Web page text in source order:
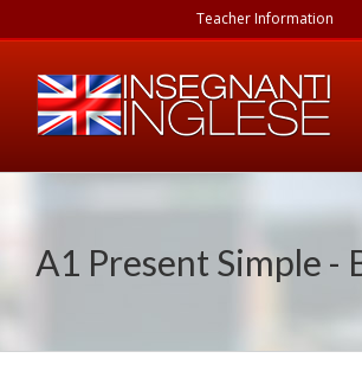
to
Teacher Information
A1 Present Simple -